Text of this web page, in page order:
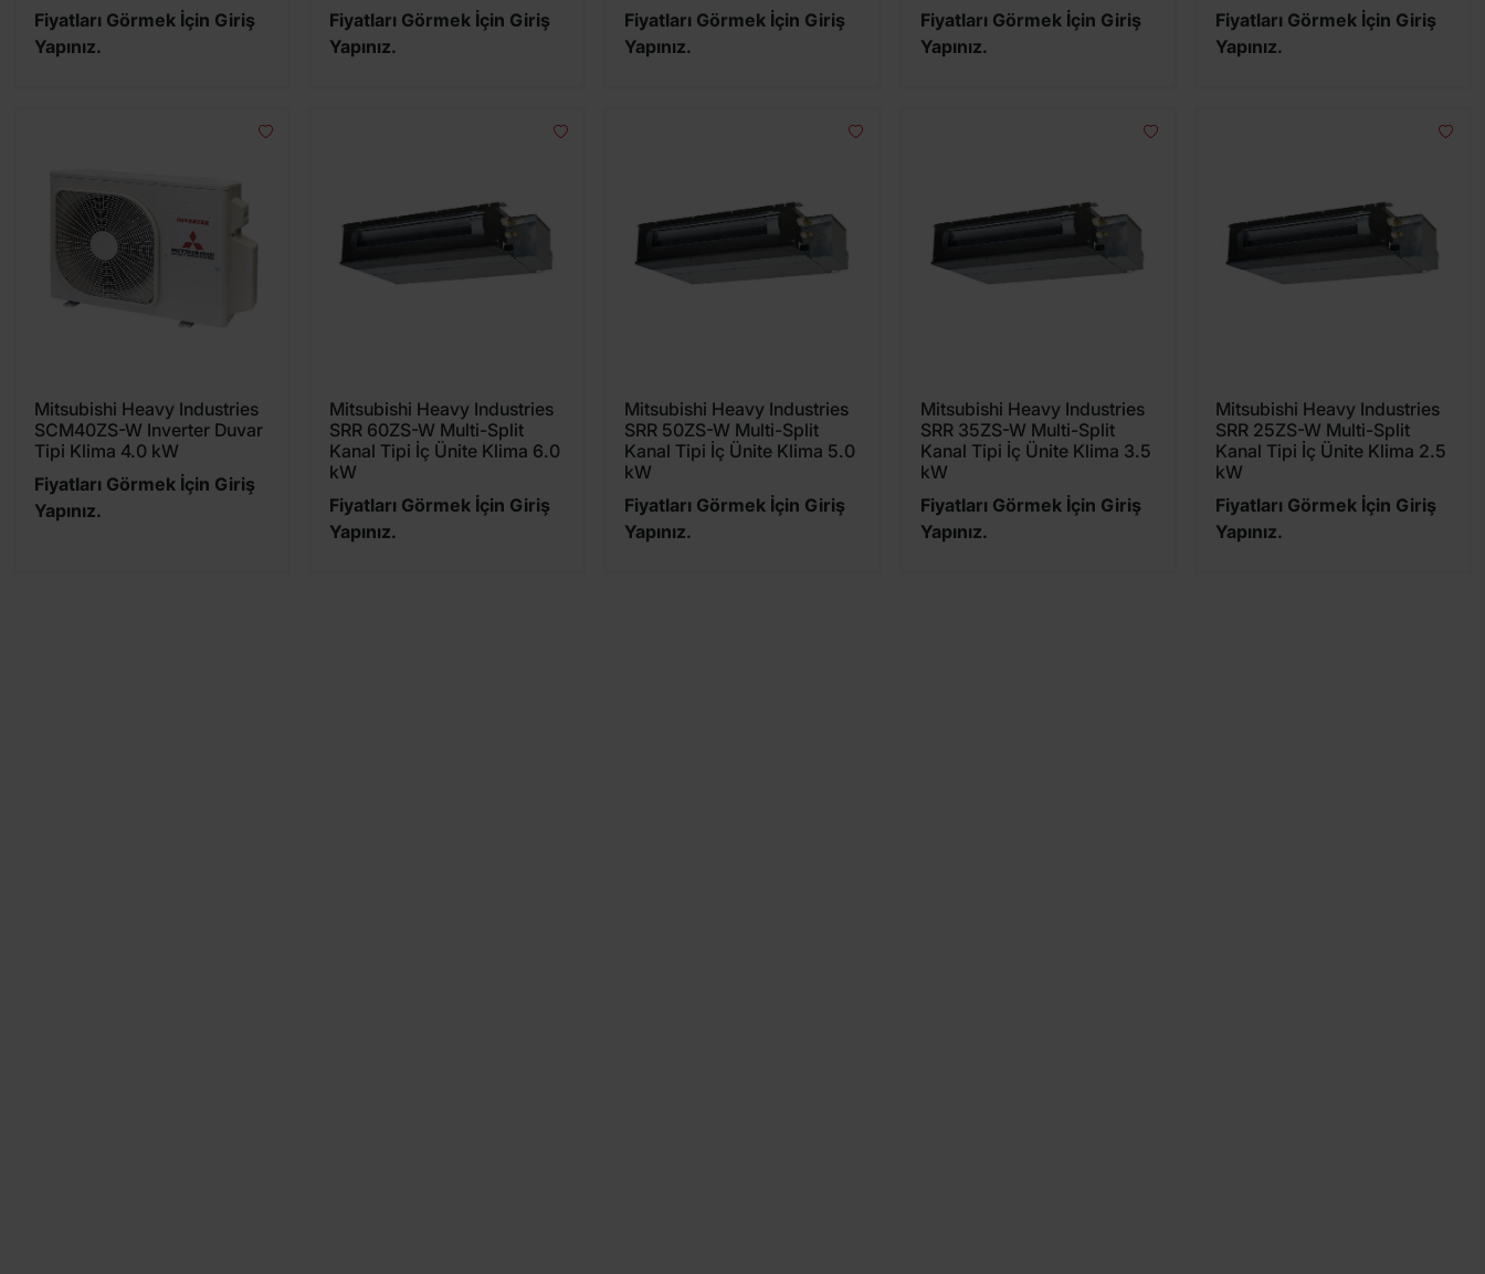
Fiyatları Görmek İçin Giriş
Yapınız.
Fiyatları Görmek İçin Giriş
Yapınız.
Fiyatları Görmek İçin Giriş
Yapınız.
Fiyatları Görmek İçin Giriş
Yapınız.
Fiyatları Görmek İçin Giriş
Yapınız.
Mitsubishi Heavy Industries
SCM40ZS-W Inverter Duvar
Tipi Klima 4.0 kW
Fiyatları Görmek İçin Giriş
Yapınız.
Mitsubishi Heavy Industries
SRR 60ZS-W Multi-Split
Kanal Tipi İç Ünite Klima 6.0
kW
Fiyatları Görmek İçin Giriş
Yapınız.
Mitsubishi Heavy Industries
SRR 50ZS-W Multi-Split
Kanal Tipi İç Ünite Klima 5.0
kW
Fiyatları Görmek İçin Giriş
Yapınız.
Mitsubishi Heavy Industries
SRR 35ZS-W Multi-Split
Kanal Tipi İç Ünite Klima 3.5
kW
Fiyatları Görmek İçin Giriş
Yapınız.
Mitsubishi Heavy Industries
SRR 25ZS-W Multi-Split
Kanal Tipi İç Ünite Klima 2.5
kW
Fiyatları Görmek İçin Giriş
Yapınız.